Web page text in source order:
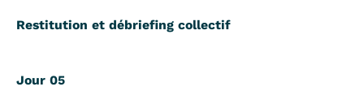
Restitution et débriefing collectif
Jour 05